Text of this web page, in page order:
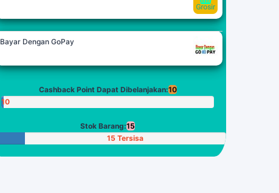
Bayar Dengan GoPay
Cashback Point Dapat Dibelanjakan:10
10
Stok Barang:15
15 Tersisa